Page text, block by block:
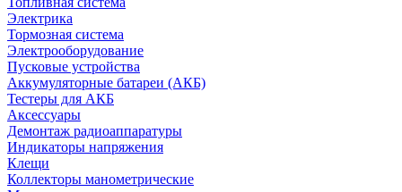
Электрика
Тормозная система
Электрооборудование
Пусковые устройства
Аккумуляторные батареи (АКБ)
Тестеры для АКБ
Аксессуары
Демонтаж радиоаппаратуры
Индикаторы напряжения
Клещи
Коллекторы манометрические